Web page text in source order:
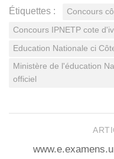
Étiquettes : Concours
Concours IPNETP cote
Education Nationale ci
Ministère de l'éducation
officiel